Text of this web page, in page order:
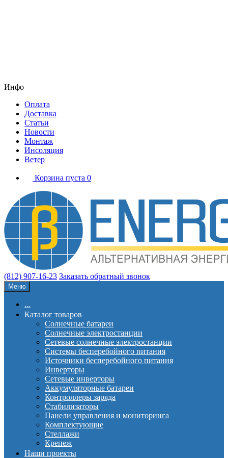
Инфо
Оплата
Доставка
Статьи
Новости
Монтаж
Инсоляция
Ветер
Корзина пуста 0
(812) 907-16-23 Заказать обратный звонок
Меню
...
Каталог товаров
Солнечные батареи
Солнечные электростанции
Сетевые солнечные электростанции
Системы бесперебойного питания
Источники бесперебойного питания
Инверторы
Сетевые инверторы
Аккумуляторные батареи
Контроллеры заряда
Стабилизаторы
Панели управления и мониторинга
Комплектующие
Стеллажи
Крепеж
Наши проекты